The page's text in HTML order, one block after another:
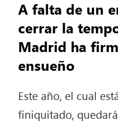
A falta de un
cerrar la
Madrid ha
ensueño
Este año, el cual
finiquitado,